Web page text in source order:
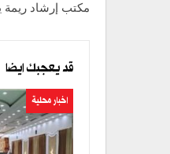
مكتب إرشاد ريمة
قد يعجبك ايضا
اخبار محلية